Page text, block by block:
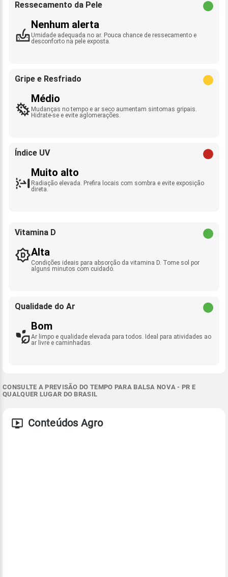
Ressecamento da Pele
Nenhum alerta
Umidade adequada no ar. Pouca chance de ressecamento e
desconforto na pele exposta.
Gripe e Resfriado
Médio
Mudanças no tempo e ar seco aumentam sintomas gripais.
Hidrate-se e evite aglomerações.
Índice UV
Muito alto
Radiação elevada. Prefira locais com sombra e evite exposição
direta.
Vitamina D
Alta
Condições ideais para absorção da vitamina D. Tome sol por
alguns minutos com cuidado.
Qualidade do Ar
Bom
Ar limpo e qualidade elevada para todos. Ideal para atividades ao
ar livre e caminhadas.
CONSULTE A PREVISÃO DO TEMPO PARA BALSA NOVA - PR E
QUALQUER LUGAR DO BRASIL
Conteúdos Agro